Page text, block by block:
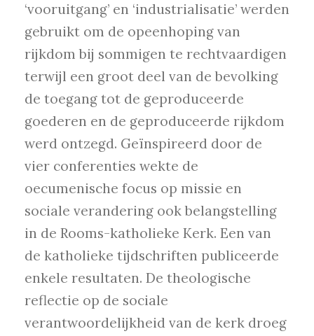
‘vooruitgang’ en ‘industrialisatie’ werden
gebruikt om de opeenhoping van
rijkdom bij sommigen te rechtvaardigen
terwijl een groot deel van de bevolking
de toegang tot de geproduceerde
goederen en de geproduceerde rijkdom
werd ontzegd. Geïnspireerd door de
vier conferenties wekte de
oecumenische focus op missie en
sociale verandering ook belangstelling
in de Rooms-katholieke Kerk. Een van
de katholieke tijdschriften publiceerde
enkele resultaten. De theologische
reflectie op de sociale
verantwoordelijkheid van de kerk droeg